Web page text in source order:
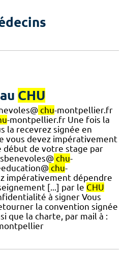
CHU
chu-montpellier.fr
-montpellier.fr Une fois la
la recevrez signée en
vous devez impérativement
début de votre stage par
chu-
chu-
impérativement dépendre
[...] par le CHU
à signer Vous
la convention signée
que la charte, par mail à :